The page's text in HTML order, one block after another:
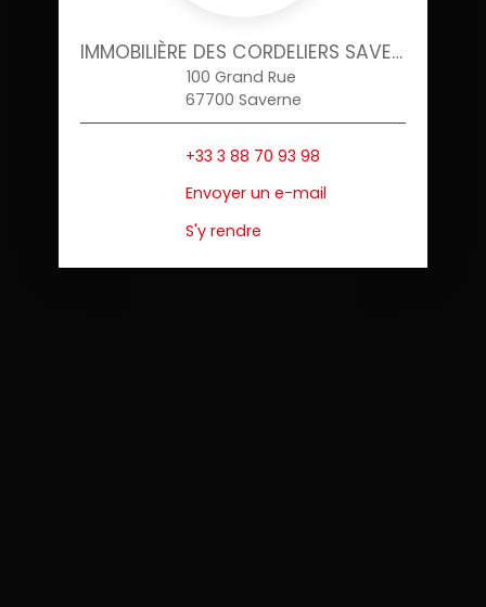
IMMOBILIÈRE DES CORDELIERS SAVERNE
100 Grand Rue
67700 Saverne
+33 3 88 70 93 98
Envoyer un e-mail
S'y rendre